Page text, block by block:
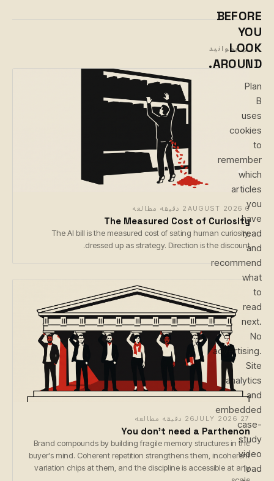
بعدی بخوانید
6 AUGUST 2026 2 دقیقه مطالعه
The Measured Cost of Curiosity
The AI bill is the measured cost of sating human curiosity,
dressed up as strategy. Direction is the discount.
27 JULY 2026 26 دقیقه مطالعه
You don't need a Parthenon
Brand compounds by building fragile memory structures in the
buyer's mind. Coherent repetition strengthens them, incoherent
variation chips at them, and the discipline is accessible at any
BEFORE
YOU
LOOK
AROUND.
Plan
B
uses
cookies
to
remember
which
articles
you
have
read
and
recommend
what
to
read
next.
No
advertising.
Site
analytics
and
embedded
case-
study
video
load